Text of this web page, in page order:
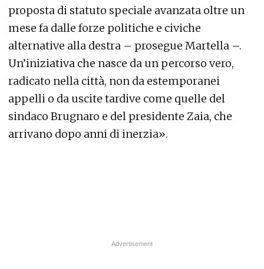
proposta di statuto speciale avanzata oltre un
mese fa dalle forze politiche e civiche
alternative alla destra – prosegue Martella –.
Un’iniziativa che nasce da un percorso vero,
radicato nella città, non da estemporanei
appelli o da uscite tardive come quelle del
sindaco Brugnaro e del presidente Zaia, che
arrivano dopo anni di inerzia».